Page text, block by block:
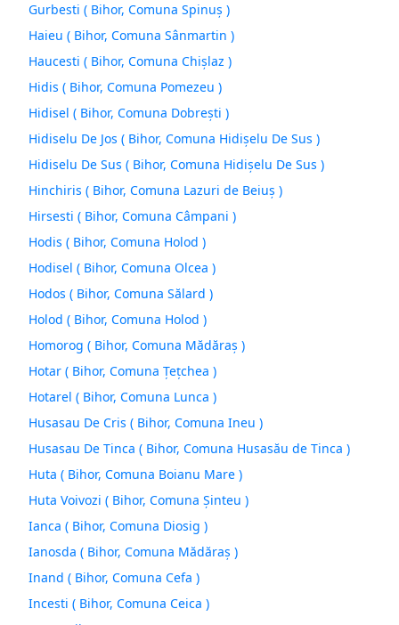
Gurbesti ( Bihor, Comuna Spinuş )
Haieu ( Bihor, Comuna Sânmartin )
Haucesti ( Bihor, Comuna Chişlaz )
Hidis ( Bihor, Comuna Pomezeu )
Hidisel ( Bihor, Comuna Dobreşti )
Hidiselu De Jos ( Bihor, Comuna Hidişelu De Sus )
Hidiselu De Sus ( Bihor, Comuna Hidişelu De Sus )
Hinchiris ( Bihor, Comuna Lazuri de Beiuş )
Hirsesti ( Bihor, Comuna Câmpani )
Hodis ( Bihor, Comuna Holod )
Hodisel ( Bihor, Comuna Olcea )
Hodos ( Bihor, Comuna Sălard )
Holod ( Bihor, Comuna Holod )
Homorog ( Bihor, Comuna Mădăraş )
Hotar ( Bihor, Comuna Ţeţchea )
Hotarel ( Bihor, Comuna Lunca )
Husasau De Cris ( Bihor, Comuna Ineu )
Husasau De Tinca ( Bihor, Comuna Husasău de Tinca )
Huta ( Bihor, Comuna Boianu Mare )
Huta Voivozi ( Bihor, Comuna Şinteu )
Ianca ( Bihor, Comuna Diosig )
Ianosda ( Bihor, Comuna Mădăraş )
Inand ( Bihor, Comuna Cefa )
Incesti ( Bihor, Comuna Ceica )